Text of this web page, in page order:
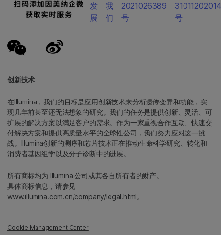
创新技术
在Illumina，我们的目标是应用创新技术来分析遗传变异和功能，实
现几年前甚至还无法想象的研究。我们的任务是提供创新、灵活、可
扩展的解决方案以满足客户的需求。作为一家重视合作互动、快速交
付解决方案和提供高质量水平的全球性公司，我们努力应对这一挑
战。Illumina创新的测序和芯片技术正在推动生命科学研究、转化和
消费者基因组学以及分子诊断中的进展。
所有商标均为 Illumina 公司或其各自所有者的财产。
具体商标信息，请参见
www.illumina.com.cn/company/legal.html。
Cookie Management Center
发
展
我
们
2021026389
号
号